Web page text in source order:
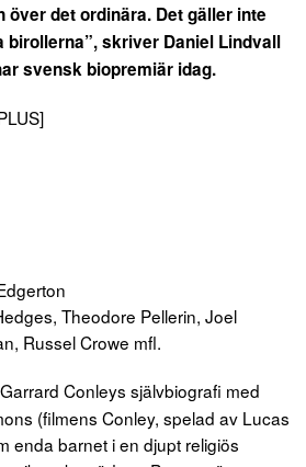
det ordinära. Det gäller inte
birollerna”, skriver Daniel Lindvall
svensk biopremiär idag.
Theodore Pellerin, Joel
Russel Crowe mfl.
Conleys självbiografi med
(filmens Conley, spelad av Lucas
enda barnet i en djupt religiös